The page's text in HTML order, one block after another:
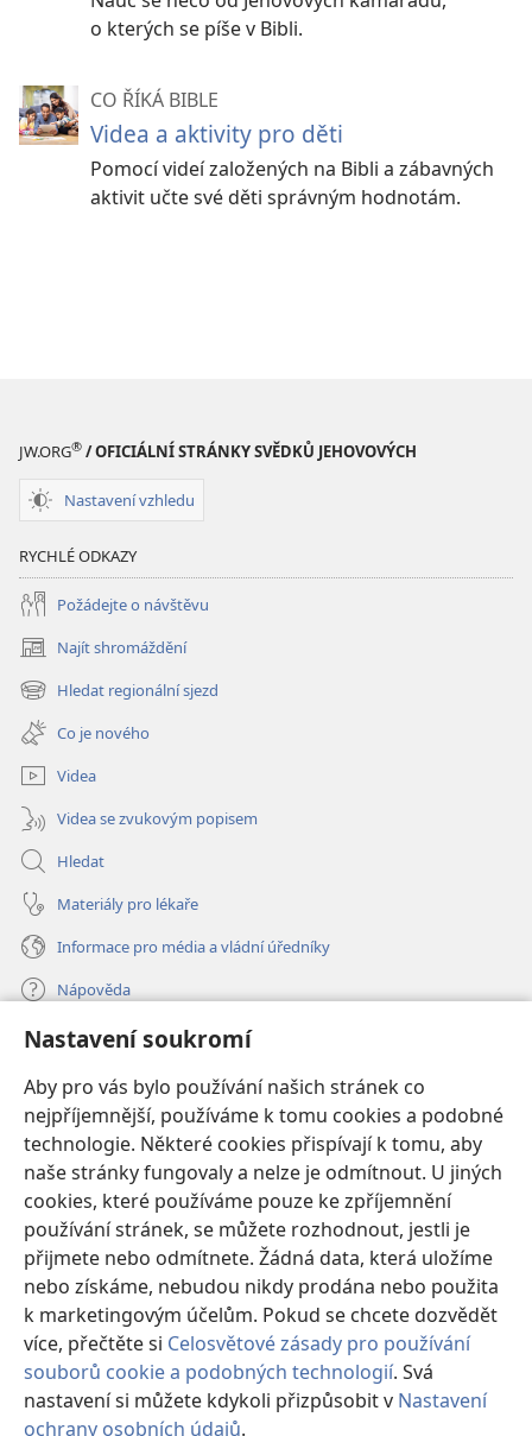
Nastavení soukromí
Aby pro vás bylo používání našich stránek co
nejpříjemnější, používáme k tomu cookies a podobné
technologie. Některé cookies přispívají k tomu, aby
naše stránky fungovaly a nelze je odmítnout. U jiných
cookies, které používáme pouze ke zpříjemnění
používání stránek, se můžete rozhodnout, jestli je
přijmete nebo odmítnete. Žádná data, která uložíme
nebo získáme, nebudou nikdy prodána nebo použita
k marketingovým účelům. Pokud se chcete dozvědět
více, přečtěte si Celosvětové zásady pro používání
souborů cookie a podobných technologií. Svá
nastavení si můžete kdykoli přizpůsobit v Nastavení
ochrany osobních údajů.
o kterých se píše v Bibli.
CO ŘÍKÁ BIBLE
Videa a aktivity pro děti
Pomocí videí založených na Bibli a zábavných
aktivit učte své děti správným hodnotám.
JW.ORG® / OFICIÁLNÍ STRÁNKY SVĚDKŮ JEHOVOVÝCH
Nastavení vzhledu
RYCHLÉ ODKAZY
Požádejte o návštěvu
Najít shromáždění
(otevřeno
nové
okno)
Hledat regionální sjezd
(otevřeno
nové
okno)
Co je nového
Videa
Videa se zvukovým popisem
Hledat
Materiály pro lékaře
Informace pro média a vládní úředníky
Nápověda
Dary
nové
okno) ONLINE KNIHOVNA Strážné věže
(otevřeno
nové
okno)JW Hub®
(otevřeno
nové
okno)JW Library
Watchtower Library
Copyright© 2026 Watch Tower Bible and Tract Society of Pennsylvania.
PODMÍNKY POUŽITÍ| OCHRANA SOUKROMÍ